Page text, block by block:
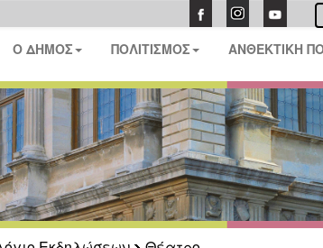
Ο ΔΗΜΟΣ ΠΟΛΙΤΙΣΜΟΣ ΑΝΘΕΚΤΙΚΗ